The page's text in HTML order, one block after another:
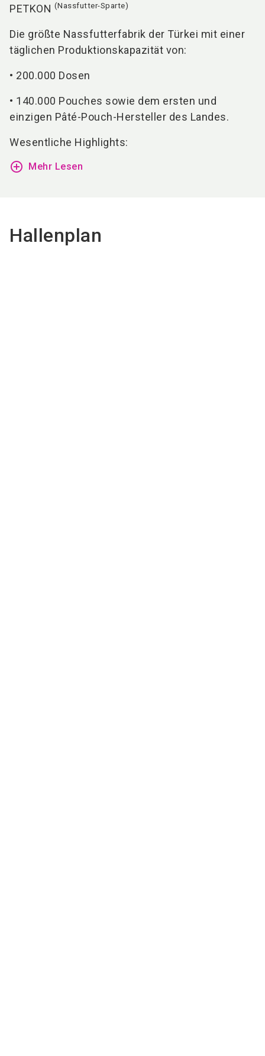
PETKON (Nassfutter-Sparte)
Die größte Nassfutterfabrik der Türkei mit einer
täglichen Produktionskapazität von:
• 200.000 Dosen
• 140.000 Pouches sowie dem ersten und
einzigen Pâté-Pouch-Hersteller des Landes.
Wesentliche Highlights:
add_circle_outline Mehr Lesen
Hallenplan